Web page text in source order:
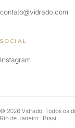
contato@vidrado.com
SOCIAL
Instagram
© 2026 Vidrado. Todos os
Rio de Janeiro · Brasil